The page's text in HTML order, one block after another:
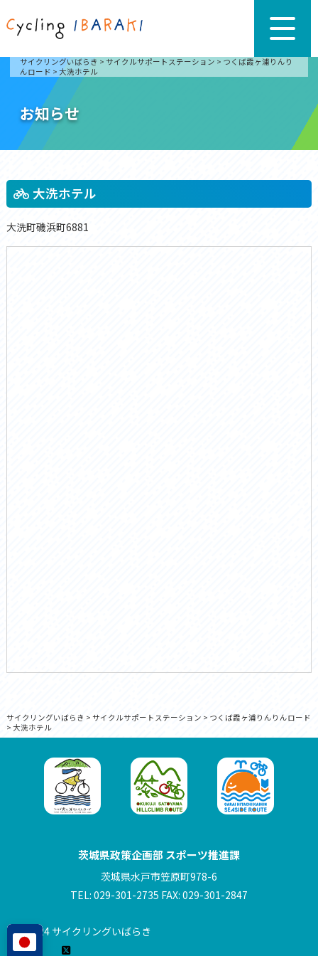
サイクリングいばらき > サイクルサポートステーション > つくば霞ヶ浦りんり
んロード > 大洗ホテル
お知らせ
大洗ホテル
大洗町磯浜町6881
サイクリングいばらき > サイクルサポートステーション > つくば霞ヶ浦りんりんロード
> 大洗ホテル
茨城県政策企画部 スポーツ推進課
茨城県水戸市笠原町978-6
TEL: 029-301-2735 FAX: 029-301-2847
© 2024 サイクリングいばらき